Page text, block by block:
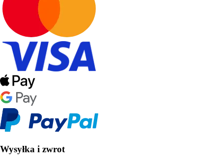
Wysyłka i zwrot